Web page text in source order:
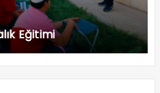
Eğitimi